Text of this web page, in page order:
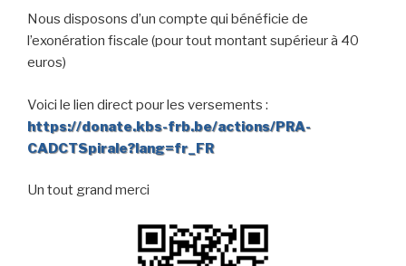
Nous disposons d’un compte qui bénéficie de
l’exonération fiscale (pour tout montant supérieur à 40
euros)
Voici le lien direct pour les versements :
https://donate.kbs-frb.be/actions/PRA-
CADCTSpirale?lang=fr_FR
Un tout grand merci